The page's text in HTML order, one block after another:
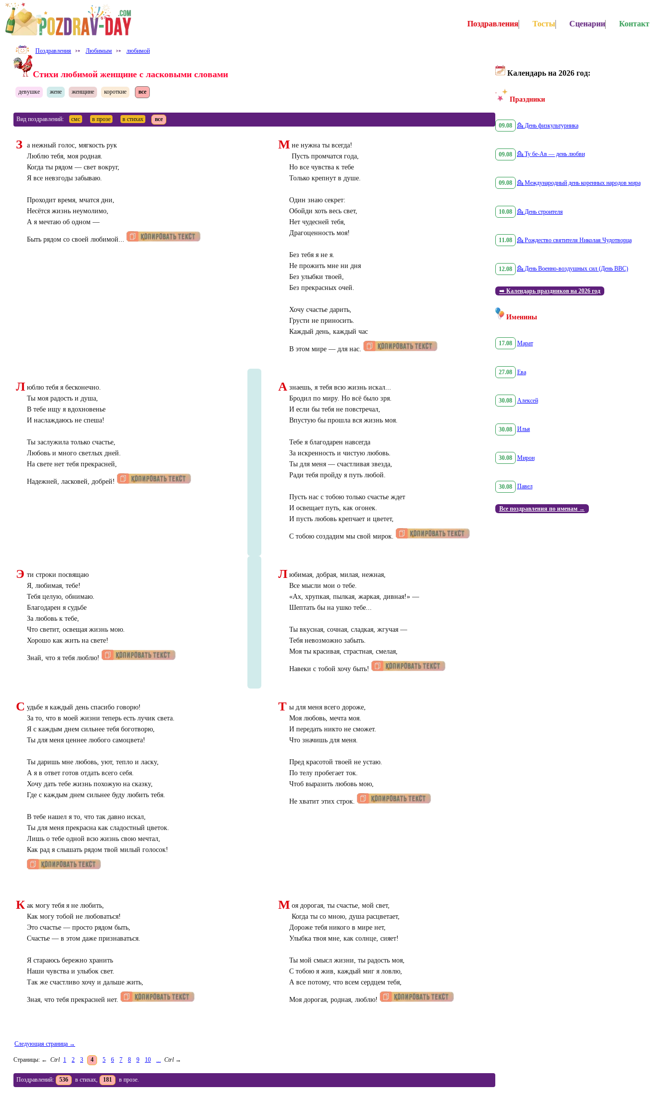
Поздравления ⤐ Любимым ⤐ любимой
Стихи любимой женщине с ласковыми словами
девушке жене женщине короткие все
Вид поздравлений: смс в прозе в стихах все
З а нежный голос, мягкость рук
Люблю тебя, моя родная.
Когда ты рядом — свет вокруг,
Я все невзгоды забываю.
Проходит время, мчатся дни,
Несётся жизнь неумолимо,
А я мечтаю об одном —
Быть рядом со своей любимой...
М не нужна ты всегда!
Пусть промчатся года,
Но все чувства к тебе
Только крепнут в душе.
Один знаю секрет:
Обойди хоть весь свет,
Нет чудесней тебя,
Драгоценность моя!
Без тебя я не я.
Не прожить мне ни дня
Без улыбки твоей,
Без прекрасных очей.
Хочу счастье дарить,
Грусти не приносить.
Каждый день, каждый час
В этом мире — для нас.
Л юблю тебя я бесконечно.
Ты моя радость и душа,
В тебе ищу я вдохновенье
И наслаждаюсь не спеша!
Ты заслужила только счастье,
Любовь и много светлых дней.
На свете нет тебя прекрасней,
Надежней, ласковей, добрей!
А знаешь, я тебя всю жизнь искал...
Бродил по миру. Но всё было зря.
И если бы тебя не повстречал,
Впустую бы прошла вся жизнь моя.
Тебе я благодарен навсегда
За искренность и чистую любовь.
Ты для меня — счастливая звезда,
Ради тебя пройду я путь любой.
Пусть нас с тобою только счастье ждет
И освещает путь, как огонек.
И пусть любовь крепчает и цветет,
С тобою создадим мы свой мирок.
Э ти строки посвящаю
Я, любимая, тебе!
Тебя целую, обнимаю.
Благодарен я судьбе
За любовь к тебе,
Что светит, освещая жизнь мою.
Хорошо как жить на свете!
Знай, что я тебя люблю!
Л юбимая, добрая, милая, нежная,
Все мысли мои о тебе.
«Ах, хрупкая, пылкая, жаркая, дивная!» —
Шептать бы на ушко тебе...
Ты вкусная, сочная, сладкая, жгучая —
Тебя невозможно забыть.
Моя ты красивая, страстная, смелая,
Навеки с тобой хочу быть!
С удьбе я каждый день спасибо говорю!
За то, что в моей жизни теперь есть лучик света.
Я с каждым днем сильнее тебя боготворю,
Ты для меня ценнее любого самоцвета!
Ты даришь мне любовь, уют, тепло и ласку,
А я в ответ готов отдать всего себя.
Хочу дать тебе жизнь похожую на сказку,
Где с каждым днем сильнее буду любить тебя.
В тебе нашел я то, что так давно искал,
Ты для меня прекрасна как сладостный цветок.
Лишь о тебе одной всю жизнь свою мечтал,
Как рад я слышать рядом твой милый голосок!
Т ы для меня всего дороже,
Моя любовь, мечта моя.
И передать никто не сможет.
Что значишь для меня.
Пред красотой твоей не устаю.
По телу пробегает ток.
Чтоб выразить любовь мою,
Не хватит этих строк.
К ак могу тебя я не любить,
Как могу тобой не любоваться!
Это счастье — просто рядом быть,
Счастье — в этом даже признаваться.
Я стараюсь бережно хранить
Наши чувства и улыбок свет.
Так же счастливо хочу и дальше жить,
Зная, что тебя прекрасней нет.
М оя дорогая, ты счастье, мой свет,
Когда ты со мною, душа расцветает,
Дороже тебя никого в мире нет,
Улыбка твоя мне, как солнце, сияет!
Ты мой смысл жизни, ты радость моя,
С тобою я жив, каждый миг я ловлю,
А все потому, что всем сердцем тебя,
Моя дорогая, родная, люблю!
Следующая страница →
Страницы: ← Ctrl 1 2 3 4 5 6 7 8 9 10 ... Ctrl →
Поздравлений: 536 в стихах, 181 в прозе.
Календарь на 2026 год:
Праздники
09.08 💁 День физкультурника
09.08 💁 Ту бе-Ав — день любви
09.08 💁 Международный день коренных народов мира
10.08 💁 День строителя
11.08 💁 Рождество святителя Николая Чудотворца
12.08 💁 День Военно-воздушных сил (День ВВС)
➡️ Календарь праздников на 2026 год
Именины
17.08 Марат
27.08 Ева
30.08 Алексей
30.08 Илья
30.08 Мирон
30.08 Павел
Все поздравления по именам →
Поздравления Тосты Сценарии Контакт